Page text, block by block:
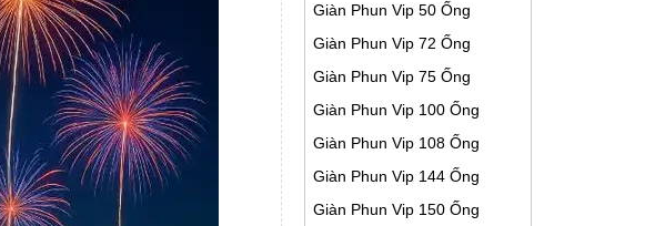
Giàn Phun Vip 50 Ống
Giàn Phun Vip 72 Ống
Giàn Phun Vip 75 Ống
Giàn Phun Vip 100 Ống
Giàn Phun Vip 108 Ống
Giàn Phun Vip 144 Ống
Giàn Phun Vip 150 Ống